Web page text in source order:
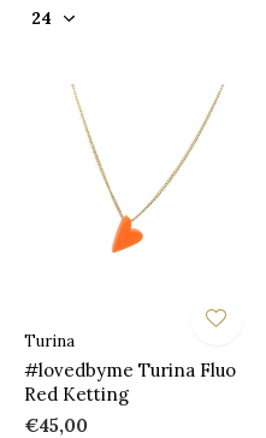
Turina
#lovedbyme Turina Fluo
Red Ketting
€45,00